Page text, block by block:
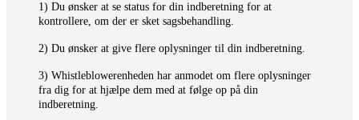
1) Du ønsker at se status for din indberetning for at
kontrollere, om der er sket sagsbehandling.
2) Du ønsker at give flere oplysninger til din indberetning.
3) Whistleblowerenheden har anmodet om flere oplysninger
fra dig for at hjælpe dem med at følge op på din
indberetning.